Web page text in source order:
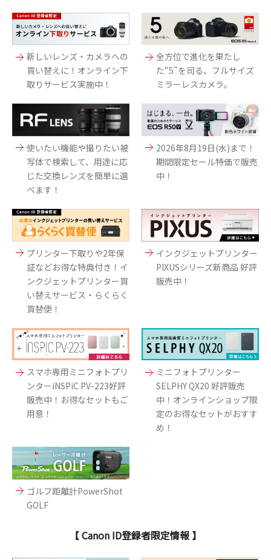
新しいレンズ・カメラへの
買い替えに！オンライン下
取りサービス実施中！
全方位で進化を果たし
た“5”を司る、フルサイズ
ミラーレスカメラ。
使いたい機能や撮りたい被
写体で検索して、用途に応
じた交換レンズを簡単に選
べます！
2026年8月19日(水)まで！
期間限定セール特価で販売
中！
プリンター下取りや2年保
証などお得な特典付き！イ
ンクジェットプリンター買
い替えサービス・らくらく
買替便！
インクジェットプリンター
PIXUSシリーズ新商品 好評
販売中！
スマホ専用ミニフォトプリ
ンターiNSPiC PV-223好評
販売中！お得なセットもご
用意！
ミニフォトプリンター
SELPHY QX20 好評販売
中！オンラインショップ限
定のお得なセットがおすす
め！
ゴルフ距離計PowerShot
GOLF
【 Canon ID登録者限定情報 】